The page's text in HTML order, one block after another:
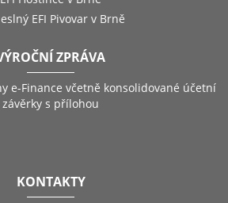
EFI Pivovar v Brně
ZPRÁVA
e-Finance včetně konsolidované účetní
závěrky s přílohou
KONTAKTY